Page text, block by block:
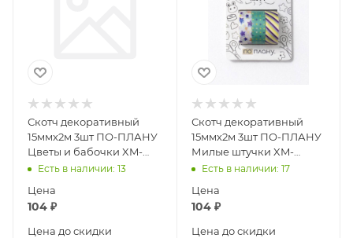
Скотч декоративный
15ммх2м 3шт ПО-ПЛАНУ
Цветы и бабочки XM-
JD0342
Есть в наличии: 13
Цена
104 ₽
Цена до скидки
Скотч декоративный
15ммх2м 3шт ПО-ПЛАНУ
Милые штучки XM-
JD0317G
Есть в наличии: 17
Цена
104₽
Цена до скидки